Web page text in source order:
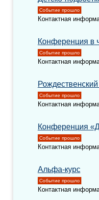
Событие прошло
Контактная
Конференция в
Событие прошло
Контактная
Событие прошло
Контактная
Конференция
Событие прошло
Контактная
Альфа-курс
Событие прошло
Контактная